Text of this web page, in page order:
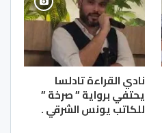
نادي القراءة تادلسا
يحتفي برواية ” صرخة ”
للكاتب يونس الشرقي .